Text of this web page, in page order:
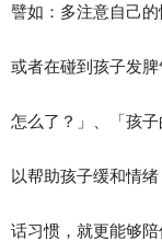
譬如：多注意自己
或者在碰到孩子发
怎么了？」、「孩
以帮助孩子缓和情
话习惯，就更能够